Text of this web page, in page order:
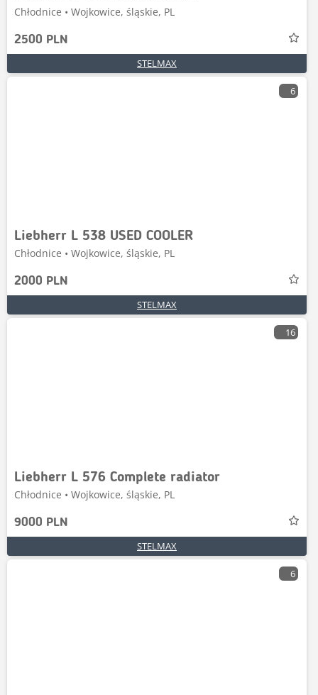
Chłodnice • Wojkowice, śląskie, PL
2500 PLN
STELMAX
6
Liebherr L 538 USED COOLER
Chłodnice • Wojkowice, śląskie, PL
2000 PLN
STELMAX
16
Liebherr L 576 Complete radiator
Chłodnice • Wojkowice, śląskie, PL
9000 PLN
STELMAX
6